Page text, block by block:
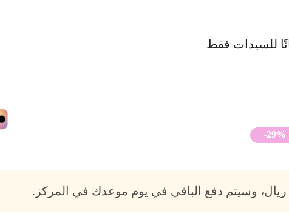
-29%
ريال، وسيتم دفع الباقي في يوم موعدك في المركز.